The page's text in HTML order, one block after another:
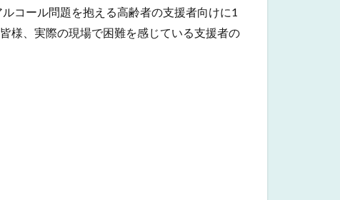
コール問題を抱える高齢者の支援者向けに1
様、実際の現場で困難を感じている支援者の